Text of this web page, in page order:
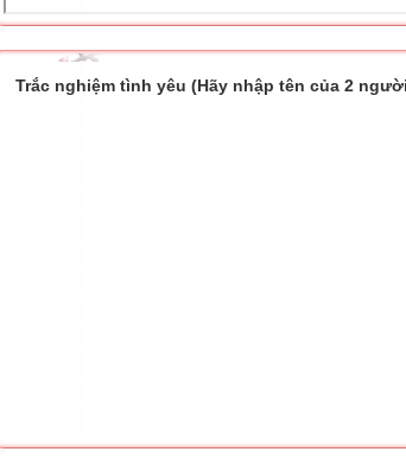
Trắc nghiệm tình yêu (Hãy nhập tên của 2